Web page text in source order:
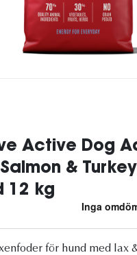
Active Dog
&
12 kg
för hund med lax